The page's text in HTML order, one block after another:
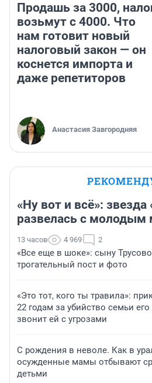
Продашь за 3000,
возьмут с 4000. Что
нам готовит новый
налоговый закон — он
коснется импорта и
даже репетиторов
Анастасия Завгородняя
«Ну вот и всё»:
развелась с
13 часов 4 969 2
«Все еще в шоке»: сыну
трогательный пост и фото
«Это тот, кого ты травила»:
22 годам за убийство семьи
звонит ей с угрозами
С рождения в неволе. Как в
осужденные мамы отбывают
детьми